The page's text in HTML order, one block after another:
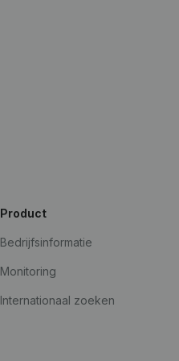
Product
Bedrijfsinformatie
Monitoring
Internationaal zoeken